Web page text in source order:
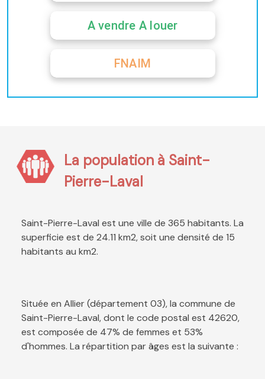
A vendre A louer
FNAIM
La population à Saint-
Pierre-Laval
Saint-Pierre-Laval est une ville de 365 habitants. La
superficie est de 24.11 km2, soit une densité de 15
habitants au km2.
Située en Allier (département 03), la commune de
Saint-Pierre-Laval, dont le code postal est 42620,
est composée de 47% de femmes et 53%
d'hommes. La répartition par âges est la suivante :